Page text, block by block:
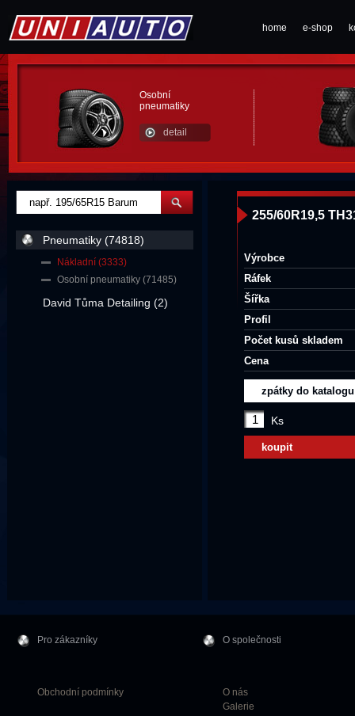
home e-shop
Osobní
pneumatiky
detail
255/60R19,5
Výrobce
Ráfek
Šířka
Profil
Počet kusů skladem
Cena
zpátky do katalogu
Ks
koupit
Pneumatiky (74818)
Nákladní (3333)
Osobní pneumatiky (71485)
David Tůma Detailing (2)
Pro zákazníky
Obchodní podmínky
O společnosti
O nás
Galerie